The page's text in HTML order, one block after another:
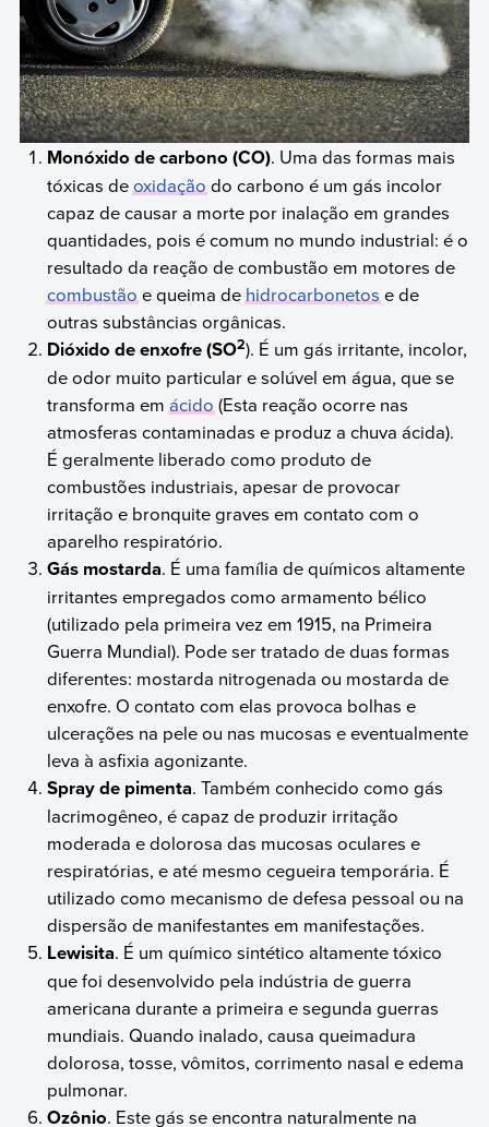
Monóxido de carbono (CO). Uma das formas mais
tóxicas deoxidaçãodo carbono é um gás incolor
capaz de causar a morte por inalação em grandes
quantidades, pois é comum no mundo industrial: é o
resultado da reação de combustão em motores de
combustãoe queima dehidrocarbonetose de
outras substâncias orgânicas.
Dióxido de enxofre (SO2). É um gás irritante, incolor,
de odor muito particular e solúvel em água, que se
transforma emácido(Esta reação ocorre nas
atmosferas contaminadas e produz a chuva ácida).
É geralmente liberado como produto de
combustões industriais, apesar de provocar
irritação e bronquite graves em contato com o
aparelho respiratório.
Gás mostarda. É uma família de químicos altamente
irritantes empregados como armamento bélico
(utilizado pela primeira vez em 1915, na Primeira
Guerra Mundial). Pode ser tratado de duas formas
diferentes: mostarda nitrogenada ou mostarda de
enxofre. O contato com elas provoca bolhas e
ulcerações na pele ou nas mucosas e eventualmente
leva à asfixia agonizante.
Spray de pimenta. Também conhecido como gás
lacrimogêneo, é capaz de produzir irritação
moderada e dolorosa das mucosas oculares e
respiratórias, e até mesmo cegueira temporária. É
utilizado como mecanismo de defesa pessoal ou na
dispersão de manifestantes em manifestações.
Lewisita. É um químico sintético altamente tóxico
que foi desenvolvido pela indústria de guerra
americana durante a primeira e segunda guerras
mundiais. Quando inalado, causa queimadura
dolorosa, tosse, vômitos, corrimento nasal e edema
pulmonar.
Ozônio. Este gás se encontra naturalmente na